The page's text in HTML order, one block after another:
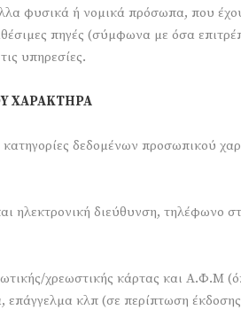
φυσικά ή νομικά πρόσωπα, που
πηγές (σύμφωνα με όσα
υπηρεσίες.
ΧΑΡΑΚΤΗΡΑ
δεδομένων προσωπικού
ηλεκτρονική διεύθυνση, τηλέφωνο
χρεωστικής κάρτας και Α.Φ.Μ
επάγγελμα κλπ (σε περίπτωση